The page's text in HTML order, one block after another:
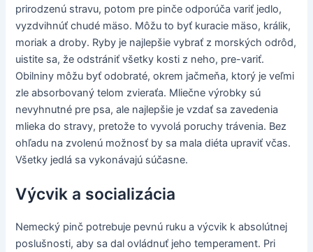
prirodzenú stravu, potom pre pinče odporúča variť jedlo,
vyzdvihnúť chudé mäso. Môžu to byť kuracie mäso, králik,
moriak a droby. Ryby je najlepšie vybrať z morských odrôd,
uistite sa, že odstrániť všetky kosti z neho, pre-variť.
Obilniny môžu byť odobraté, okrem jačmeňa, ktorý je veľmi
zle absorbovaný telom zvieraťa. Mliečne výrobky sú
nevyhnutné pre psa, ale najlepšie je vzdať sa zavedenia
mlieka do stravy, pretože to vyvolá poruchy trávenia. Bez
ohľadu na zvolenú možnosť by sa mala diéta upraviť včas.
Všetky jedlá sa vykonávajú súčasne.
Výcvik a socializácia
Nemecký pinč potrebuje pevnú ruku a výcvik k absolútnej
poslušnosti, aby sa dal ovládnuť jeho temperament. Pri